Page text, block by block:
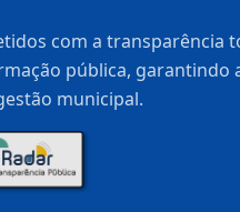
com a transparência
pública, garantindo
municipal.